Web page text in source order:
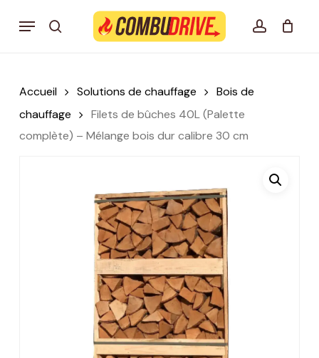
search account
Menu
Mon panier Combudrive CLOSE
Accueil Solutions de chauffage
Bois de
chauffage
Filets de bûches 40L (Palette
complète) – Mélange bois dur calibre 30 cm